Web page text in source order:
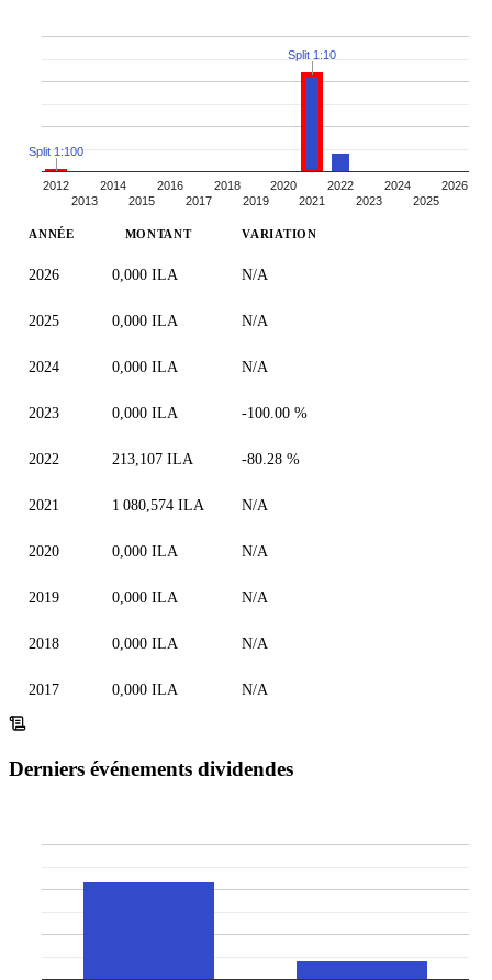
2012
2013
2014
2015
2016
2017
2018
2019
2020
2021
2022
2023
2024
2025
2026
Split 1:100
Split 1:10
ANNÉE MONTANT VARIATION
2026 0,000 ILA N/A
2025 0,000 ILA N/A
2024 0,000 ILA N/A
2023 0,000 ILA -100.00 %
2022 213,107 ILA -80.28 %
2021 1 080,574 ILA N/A
2020 0,000 ILA N/A
2019 0,000 ILA N/A
2018 0,000 ILA N/A
2017 0,000 ILA N/A
Derniers événements dividendes